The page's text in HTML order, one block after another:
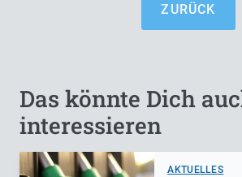
ZURÜCK
Das könnte Dich
interessieren
AKTUELLES